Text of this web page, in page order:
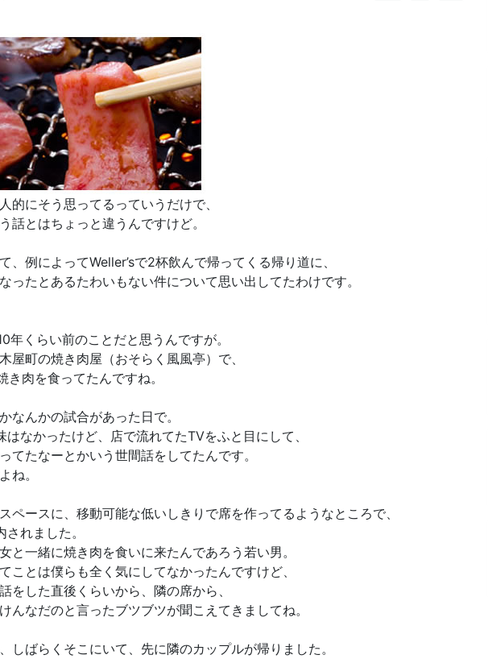
的にそう思ってるっていうだけで、
話とはちょっと違うんですけど。
、例によってWeller’sで2杯飲んで帰ってくる帰り道に、
ったとあるたわいもない件について思い出してたわけです。
年くらい前のことだと思うんですが。
屋町の焼き肉屋（おそらく風風亭）で、
き肉を食ってたんですね。
なんかの試合があった日で。
なかったけど、店で流れてたTVをふと目にして、
てたなーとかいう世間話をしてたんです。
ね。
ペースに、移動可能な低いしきりで席を作ってるようなところで、
れました。
と一緒に焼き肉を食いに来たんであろう若い男。
ことは僕らも全く気にしてなかったんですけど、
をした直後くらいから、隣の席から、
んなだのと言ったブツブツが聞こえてきましてね。
しばらくそこにいて、先に隣のカップルが帰りました。